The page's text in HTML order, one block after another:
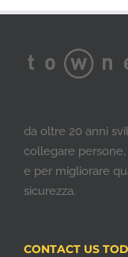
da oltre 20 anni
collegare
e per migliorare
sicurezza.
CONTACT US